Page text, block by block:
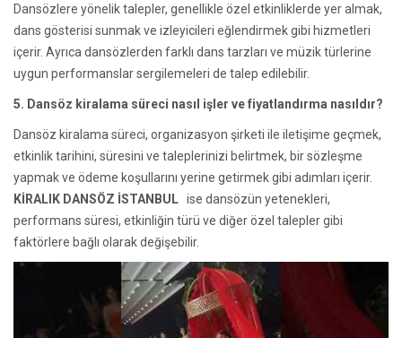
Dansözlere yönelik talepler, genellikle özel etkinliklerde yer almak,
dans gösterisi sunmak ve izleyicileri eğlendirmek gibi hizmetleri
içerir. Ayrıca dansözlerden farklı dans tarzları ve müzik türlerine
uygun performanslar sergilemeleri de talep edilebilir.
5. Dansöz kiralama süreci nasıl işler ve fiyatlandırma nasıldır?
Dansöz kiralama süreci, organizasyon şirketi ile iletişime geçmek,
etkinlik tarihini, süresini ve taleplerinizi belirtmek, bir sözleşme
yapmak ve ödeme koşullarını yerine getirmek gibi adımları içerir.
KİRALIK DANSÖZ İSTANBUL ise dansözün yetenekleri,
performans süresi, etkinliğin türü ve diğer özel talepler gibi
faktörlere bağlı olarak değişebilir.